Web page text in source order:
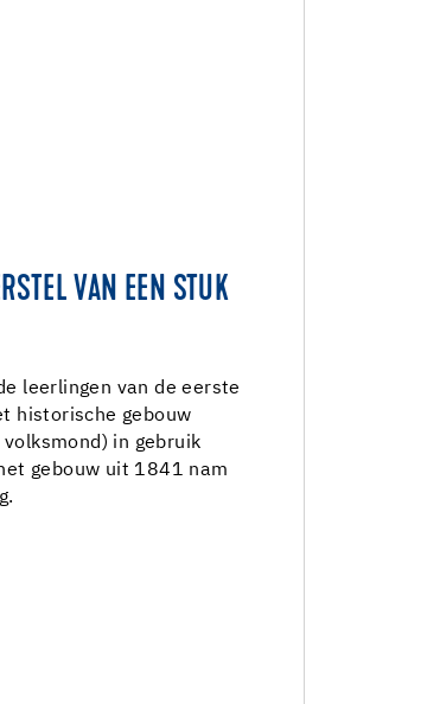
VAN EEN STUK
leerlingen van de eerste
historische gebouw
in gebruik
gebouw uit 1841 nam